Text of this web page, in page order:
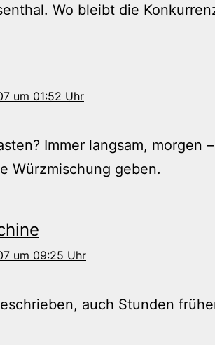
Wo bleibt die
um 01:52 Uhr
Immer langsam, morgen
Würzmischung geben.
um 09:25 Uhr
auch Stunden